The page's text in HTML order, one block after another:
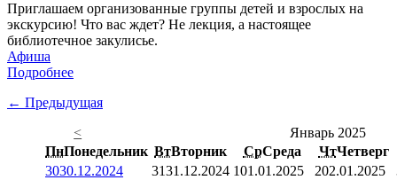
Приглашаем организованные группы детей и взрослых на
экскурсию! Что вас ждет? Не лекция, а настоящее
библиотечное закулисье.
Афиша
Подробнее
← Предыдущая
<
Январь 2025
ПнПонедельник ВтВторник СрСреда ЧтЧетверг
3030.12.2024 3131.12.2024 101.01.2025 202.01.2025